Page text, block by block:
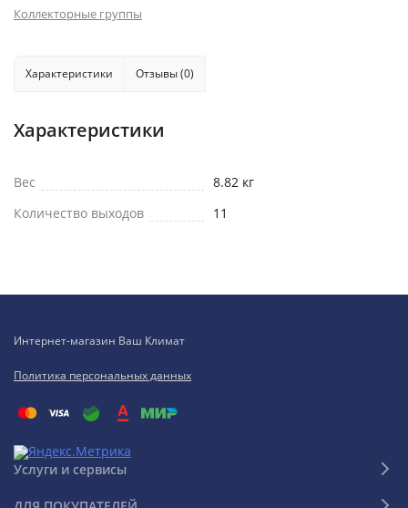
Коллекторные группы
Характеристики Отзывы (0)
Характеристики
Вес
8.82 кг
Количество выходов
11
Интернет-магазин Ваш Климат
Политика персональных данных
Услуги и сервисы